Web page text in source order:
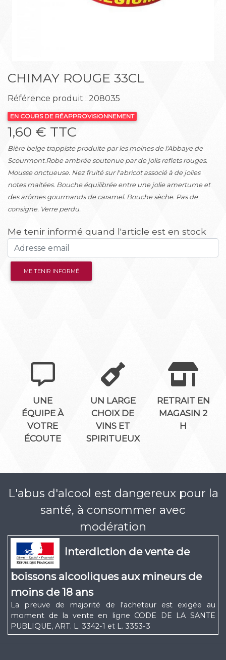
CHIMAY ROUGE 33CL
Référence produit : 208035
EN COURS DE RÉAPPROVISIONNEMENT
1,60 € TTC
Bière belge trappiste produite par les moines de l'Abbaye de
Scourmont.Robe ambrée soutenue par de jolis reflets rouges.
Mousse onctueuse. Nez fruité sur l'abricot associé à de jolies
notes maltées. Bouche équilibrée entre une jolie amertume et
des arômes gourmands de caramel. Bouche sèche. Pas de
consigne. Verre perdu.
Me tenir informé quand l'article est en stock
ME TENIR INFORMÉ
UNE
ÉQUIPE À
VOTRE
ÉCOUTE
UN LARGE
CHOIX DE
VINS ET
SPIRITUEUX
RETRAIT EN
MAGASIN 2
H
L'abus d'alcool est dangereux pour la
santé, à consommer avec
modération
Interdiction de vente de
boissons alcooliques aux mineurs de
moins de 18 ans
La preuve de majorité de l'acheteur est exigée au
moment de la vente en ligne CODE DE LA SANTE
PUBLIQUE, ART. L. 3342-1 et L. 3353-3